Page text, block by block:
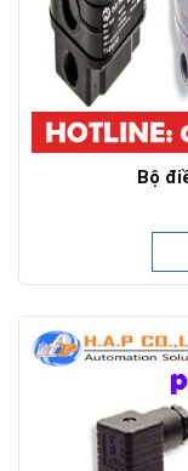
Bộ